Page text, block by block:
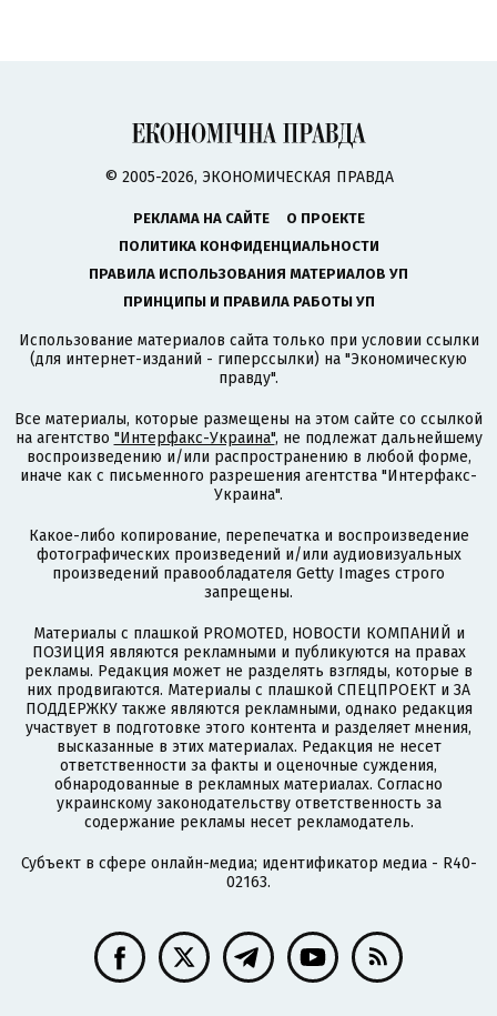
© 2005-2026, ЭКОНОМИЧЕСКАЯ ПРАВДА
РЕКЛАМА НА САЙТЕ
О ПРОЕКТЕ
ПОЛИТИКА КОНФИДЕНЦИАЛЬНОСТИ
ПРАВИЛА ИСПОЛЬЗОВАНИЯ МАТЕРИАЛОВ УП
ПРИНЦИПЫ И ПРАВИЛА РАБОТЫ УП
Использование материалов сайта только при условии ссылки
(для интернет-изданий - гиперссылки) на "Экономическую
правду".
Все материалы, которые размещены на этом сайте со ссылкой
на агентство "Интерфакс-Украина", не подлежат дальнейшему
воспроизведению и/или распространению в любой форме,
иначе как с письменного разрешения агентства "Интерфакс-
Украина".
Какое-либо копирование, перепечатка и воспроизведение
фотографических произведений и/или аудиовизуальных
произведений правообладателя Getty Images строго
запрещены.
Материалы с плашкой PROMOTED, НОВОСТИ КОМПАНИЙ и
ПОЗИЦИЯ являются рекламными и публикуются на правах
рекламы. Редакция может не разделять взгляды, которые в
них продвигаются. Материалы с плашкой СПЕЦПРОЕКТ и ЗА
ПОДДЕРЖКУ также являются рекламными, однако редакция
участвует в подготовке этого контента и разделяет мнения,
высказанные в этих материалах. Редакция не несет
ответственности за факты и оценочные суждения,
обнародованные в рекламных материалах. Согласно
украинскому законодательству ответственность за
содержание рекламы несет рекламодатель.
Субъект в сфере онлайн-медиа; идентификатор медиа - R40-
02163.